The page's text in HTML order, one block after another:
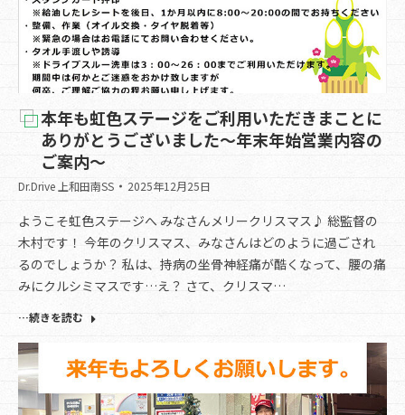
本年も虹色ステージをご利用いただきまことに
ありがとうございました～年末年始営業内容の
ご案内～
Dr.Drive 上和田南SS 2025年12月25日
ようこそ虹色ステージへ みなさんメリークリスマス♪ 総監督の
木村です！ 今年のクリスマス、みなさんはどのように過ごされ
るのでしょうか？ 私は、持病の坐骨神経痛が酷くなって、腰の痛
みにクルシミマスです…え？ さて、クリスマ…
…続きを読む